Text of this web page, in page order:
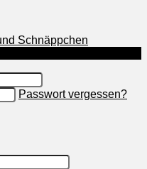
Passwort vergessen?